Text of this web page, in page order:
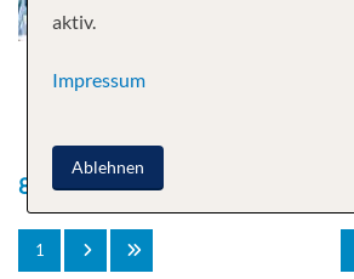
800Kreuzfahrten gefunden
1
aktiv.
Impressum
Ablehnen